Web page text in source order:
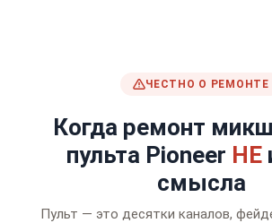
ЧЕСТНО О РЕМОНТЕ
Когда ремонт
пульта Pioneer НЕ
смысла
Пульт — это десятки каналов,